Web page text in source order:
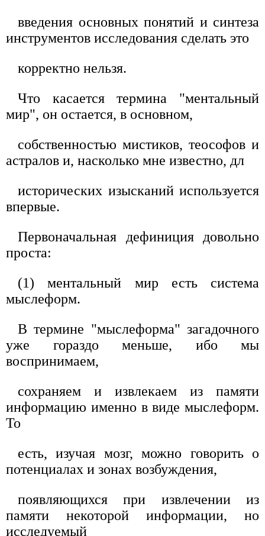
введения основных понятий и синтеза
инструментов исследования сделать это
корректно нельзя.
Что касается термина "ментальный
мир", он остается, в основном,
собственностью мистиков, теософов и
астралов и, насколько мне известно, дл
исторических изысканий используется
впервые.
Первоначальная дефиниция довольно
проста:
(1) ментальный мир есть система
мыслеформ.
В термине "мыслеформа" загадочного
уже гораздо меньше, ибо мы
воспринимаем,
сохраняем и извлекаем из памяти
информацию именно в виде мыслеформ.
То
есть, изучая мозг, можно говорить о
потенциалах и зонах возбуждения,
появляющихся при извлечении из
памяти некоторой информации, но
исследуемый